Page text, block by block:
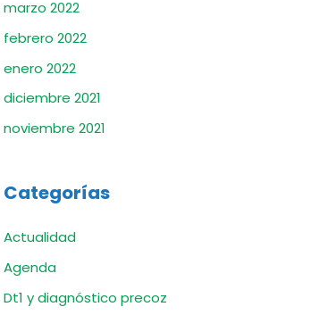
marzo 2022
febrero 2022
enero 2022
diciembre 2021
noviembre 2021
Categorías
Actualidad
Agenda
Dt1 y diagnóstico precoz